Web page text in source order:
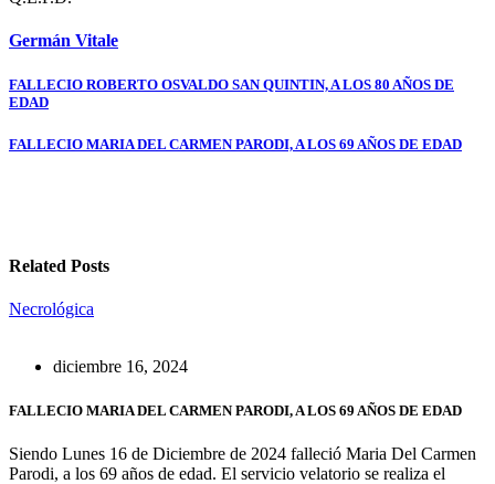
Germán Vitale
Navegación
de
entradas
FALLECIO ROBERTO OSVALDO SAN QUINTIN, A LOS 80 AÑOS DE
EDAD
FALLECIO MARIA DEL CARMEN PARODI, A LOS 69 AÑOS DE EDAD
Related Posts
Necrológica
diciembre 16, 2024
FALLECIO MARIA DEL CARMEN PARODI, A LOS 69 AÑOS DE EDAD
Siendo Lunes 16 de Diciembre de 2024 falleció Maria Del Carmen
Parodi, a los 69 años de edad. El servicio velatorio se realiza el